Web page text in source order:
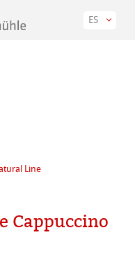
ES
Line
Cappuccino